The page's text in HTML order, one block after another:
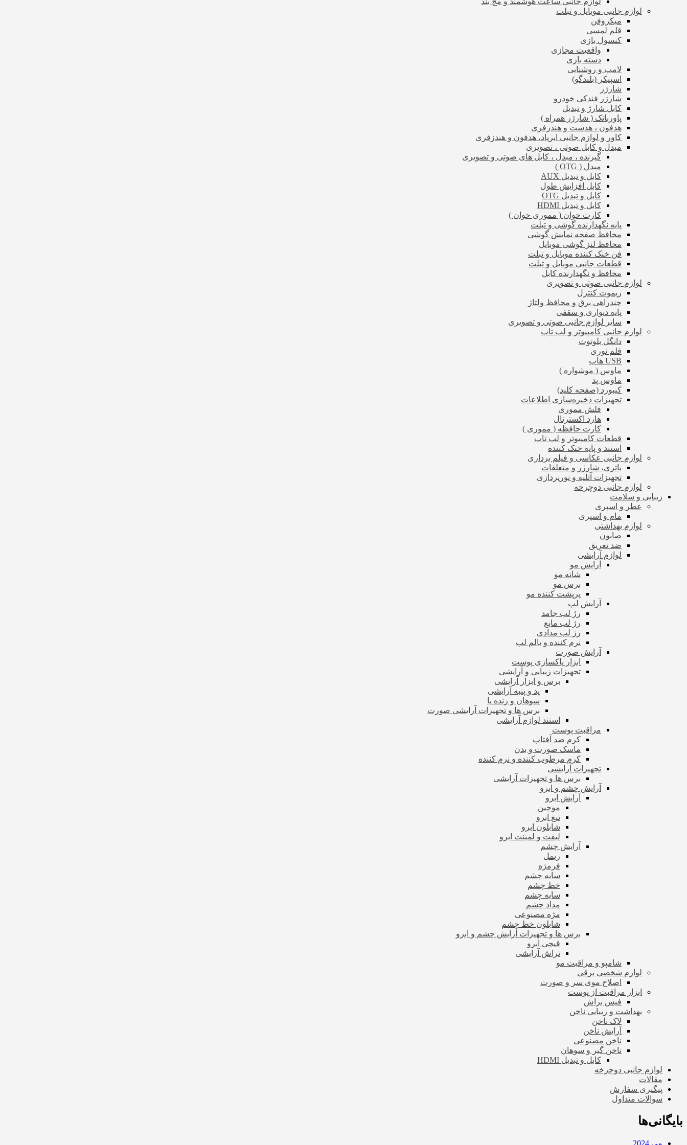
لوازم جانبی موبایل و تبلت
میکروفن
قلم لمسی
کنسول بازی
واقعیت مجازی
دسته بازی
لامپ و روشنایی
اسپیکر (بلندگو)
شارژر
شارژر فندکی خودرو
کابل شارژ و تبدیل
پاوربانک ( شارژر همراه )
هدفون ، هدست و هندزفری
کاور و لوازم جانبی ایرپاد، هدفون و هندزفری
مبدل و کابل صوتی ، تصویری
گیرنده ، مبدل ، کابل های صوتی و تصویری
مبدل ( OTG )
کابل و تبدیل AUX
کابل افزایش طول
کابل و تبدیل OTG
کابل و تبدیل HDMI
کارت خوان ( مموری خوان )
پایه نگهدارنده گوشی و تبلت
محافظ صفحه نمایش گوشی
محافظ لنز گوشی موبایل
فن خنک کننده موبایل و تبلت
قطعات جانبی موبایل و تبلت
محافظ و نگهدارنده کابل
لوازم جانبی صوتی و تصویری
ریموت کنترل
چندراهی برق و محافظ ولتاژ
پایه دیواری و سقفی
سایر لوازم جانبی صوتی و تصویری
لوازم جانبی کامپیوتر و لپ تاپ
دانگل بلوتوث
قلم نوری
USB هاب
ماوس ( موشواره )
ماوس پد
کیبورد (صفحه کلید)
تجهیزات ذخیره‌سازی اطلاعات
فلش مموری
هارد اکسترنال
کارت حافظه ( مموری )
قطعات کامپیوتر و لپ تاپ
استند و پایه خنک کننده
لوازم جانبی عکاسی و فیلم برداری
باتری، شارژر و متعلقات
تجهیزات آتلیه و نورپردازی
لوازم جانبی دوچرخه
زیبایی و سلامت
عطر و اسپری
مام و اسپری
لوازم بهداشتی
صابون
ضد تعریق
لوازم آرایشی
آرایش مو
شانه مو
برس مو
پرپشت کننده مو
آرایش لب
رژ لب جامد
رژ لب مایع
رژ لب مدادی
نرم کننده و بالم لب
آرایش صورت
ابزار پاکسازی پوست
تجهیزات زیبایی و آرایشی
برس و ابزار آرایشی
پد و پنبه آرایشی
سوهان و رنده پا
برس ها و تجهیزات آرایشی صورت
استند لوازم آرایشی
مراقبت پوست
کرم ضد آفتاب
ماسک صورت و بدن
کرم مرطوب کننده و نرم کننده
تجهیزات آرایشی
برس ها و تجهیزات آرایشی
آرایش چشم و ابرو
آرایش ابرو
موچین
تیغ ابرو
شابلون ابرو
لیفت و لمینت ابرو
آرایش چشم
ریمل
فرمژه
سایه چشم
خط چشم
سایه چشم
مداد چشم
مژه مصنوعی
شابلون خط چشم
برس ها و تجهیزات آرایش چشم و ابرو
قیچی ابرو
تراش آرایشی
شامپو و مراقبت مو
لوازم شخصی برقی
اصلاح موی سر و صورت
ابزار مراقبت از پوست
فیس براش
بهداشت و زیبایی ناخن
لاک ناخن
آرایش ناخن
ناخن مصنوعی
ناخن گیر و سوهان
کابل و تبدیل HDMI
لوازم جانبی دوچرخه
مقالات
پیگیری سفارش
سوالات متداول
بایگانی‌ها
می 2024